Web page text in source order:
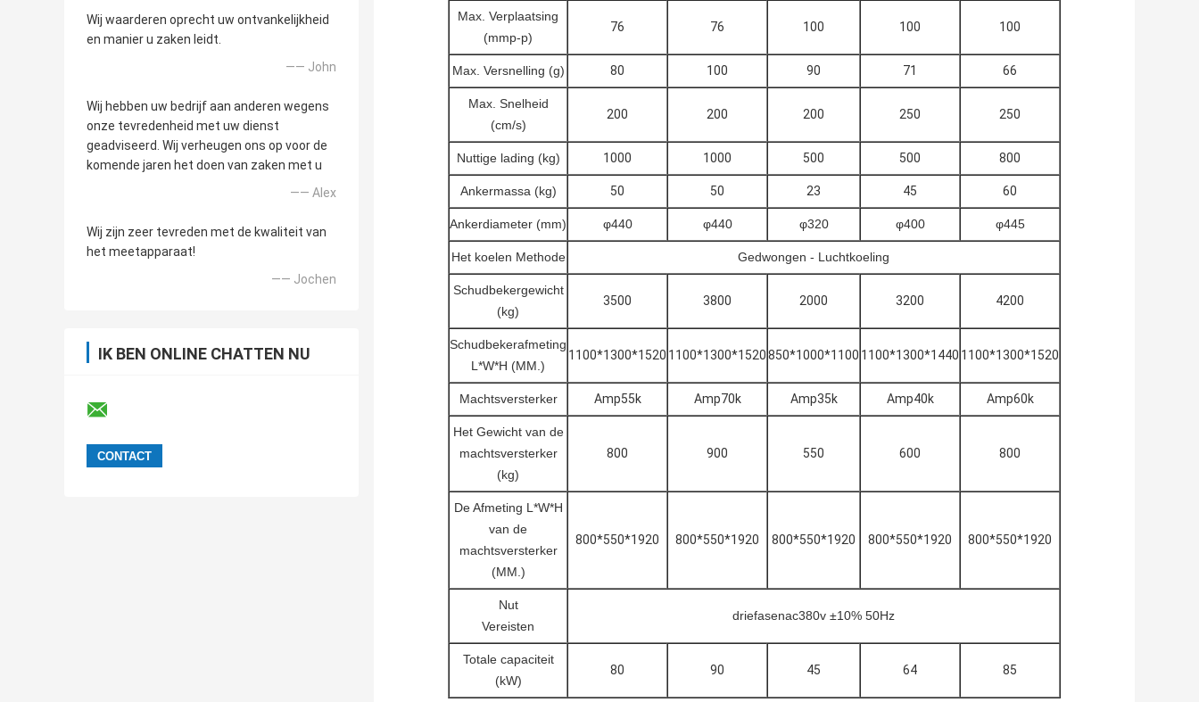
Wij waarderen oprecht uw ontvankelijkheid
en manier u zaken leidt.
—— John
Wij hebben uw bedrijf aan anderen wegens
onze tevredenheid met uw dienst
geadviseerd. Wij verheugen ons op voor de
komende jaren het doen van zaken met u
—— Alex
Wij zijn zeer tevreden met de kwaliteit van
het meetapparaat!
—— Jochen
IK BEN ONLINE CHATTEN NU
Max. Verplaatsing
(mmp-p)
76 76 100 100 100
Max. Versnelling (g) 80 100 90 71 66
Max. Snelheid
(cm/s)
200 200 200 250 250
Nuttige lading (kg) 1000 1000 500 500 800
Ankermassa (kg) 50 50 23 45 60
Ankerdiameter (mm) φ440 φ440 φ320 φ400 φ445
Het koelen Methode Gedwongen - Luchtkoeling
Schudbekergewicht
(kg)
3500 3800 2000 3200 4200
Schudbekerafmeting
L*W*H (MM.)
1100*1300*1520 1100*1300*1520850*1000*1100 1100*1300*1440 1100*1300*1520
Machtsversterker Amp55k Amp70k Amp35k Amp40k Amp60k
Het Gewicht van de
machtsversterker
(kg)
800 900 550 600 800
De Afmeting L*W*H
van de
machtsversterker
(MM.)
800*550*1920 800*550*1920 800*550*1920 800*550*1920 800*550*1920
Nut
Vereisten
driefasenac380v ±10% 50Hz
Totale capaciteit
(kW)
80 90 45 64 85